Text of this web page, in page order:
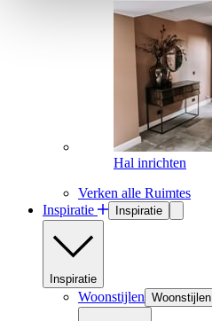
Hal inrichten
Verken alle Ruimtes
Inspiratie
Inspiratie
Inspiratie
Woonstijlen Woonstijlen